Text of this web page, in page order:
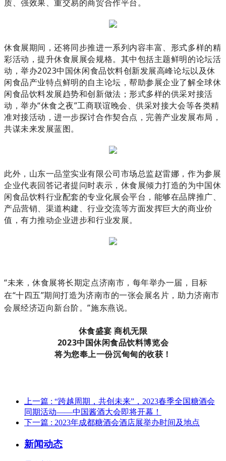
质、强效果、重交易的商贸合作平台。
休食展期间，还将同步推进一系列内容丰富、形式多样的精
彩活动，提升休食展展会规格。其中包括主题鲜明的论坛活
动，举办2023中国休闲食品饮料创新发展高峰论坛以及休
闲食品产业特点鲜明的自主论坛，帮助参展企业了解全球休
闲食品饮料发展趋势和创新做法；形式多样的供采对接活
动，举办“休食之夜”工商联谊晚会、供采对接大会等各类精
准对接活动，进一步探讨合作契合点，完善产业发展布局，
共谋未来发展蓝图。
此外，山东一品堂实业有限公司市场总监赵雷娜，作为参展
企业代表回答记者提问时表示，休食展倾力打造的为中国休
闲食品饮料行业配套的专业化展会平台，能够在品牌推广、
产品营销、渠道构建、行业交流等方面发挥巨大的商业价
值，有力推动企业进步和行业发展。
“未来，休食展将长期定点济南市，每年举办一届，目标
在“十四五”期间打造为济南市的一张会展名片，助力济南市
会展经济迈向新台阶。”施东燕说。
休食盛宴 商机无限
2023中国休闲食品饮料博览会
将为您奉上一份沉甸甸的收获！
上一篇 : “跨越周期，共创未来”，2023春季全国糖酒会
同期活动——中国酱酒大会即将开幕！
下一篇 : 2023年成都糖酒会酒店展举办时间及地点
新闻动态